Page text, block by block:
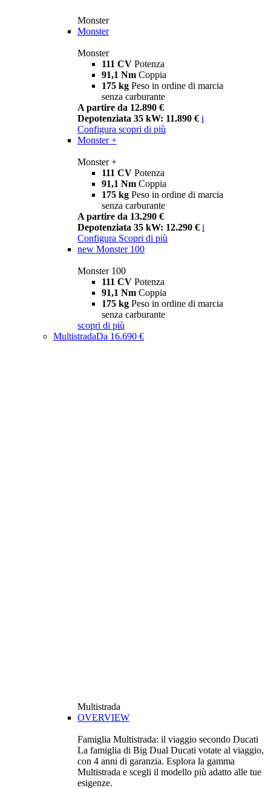
Monster
Monster
Monster
111 CV Potenza
91,1 Nm Coppia
175 kg Peso in ordine di marcia
senza carburante
A partire da 12.890 €
Depotenziata 35 kW: 11.890 € i
Configura scopri di più
Monster +
Monster +
111 CV Potenza
91,1 Nm Coppia
175 kg Peso in ordine di marcia
senza carburante
A partire da 13.290 €
Depotenziata 35 kW: 12.290 € i
Configura Scopri di più
new Monster 100
Monster 100
111 CV Potenza
91,1 Nm Coppia
175 kg Peso in ordine di marcia
senza carburante
scopri di più
MultistradaDa 16.690 €
Multistrada
OVERVIEW
Famiglia Multistrada: il viaggio secondo Ducati
La famiglia di Big Dual Ducati votate al viaggio,
con 4 anni di garanzia. Esplora la gamma
Multistrada e scegli il modello più adatto alle tue
esigenze.